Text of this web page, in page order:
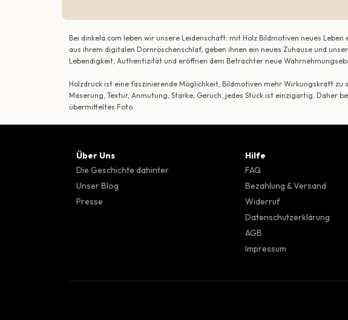
Bei dinkela.com leben wir unsere Leidenschaft: mit Holz Bildmotiven neues
aus ihrem digitalen Dornröschenschlaf, geben ihnen ein neues Zuhause und
Lebendigkeit, Authentizität und eröffnen dem Betrachter neue
Holzdruck ist eine faszinierende Möglichkeit, Bildmotiven mehr Wirkungskraft zu
Maserung, Textur, Anmutung, Stärke, Geruch, jedes Stück ist einzigartig.
übermitteltes Foto.
Über Uns
Die Geschichte dahinter
Unser Blog
Presse
Hilfe
FAQ
Bezahlung & Versand
Widerruf
Datenschutzerklärung
AGB
Impressum